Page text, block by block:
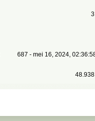
687 - mei 16, 2024,